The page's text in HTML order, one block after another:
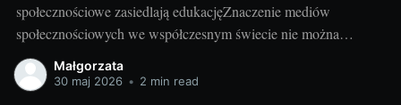
społecznościowe zasiedlają edukacjęZnaczenie mediów
społecznościowych we współczesnym świecie nie można
przecenić. Facebook, Instagram, Twitter, YouTube, LinkedIn i
wiele innych platform stało się nieodłączną częścią codzienności
Małgorzata
30 maj 2026 • 2 min read